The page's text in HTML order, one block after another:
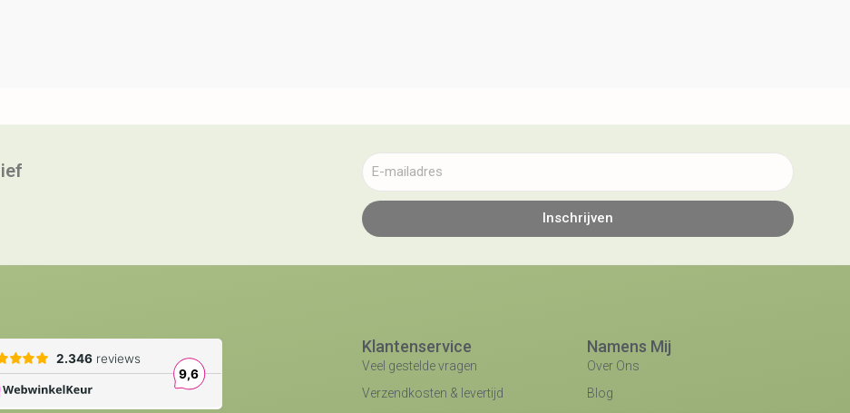
Inschrijven
Klantenservice
Veel gestelde vragen
Verzendkosten & levertijd
Namens Mij
Over Ons
Blog